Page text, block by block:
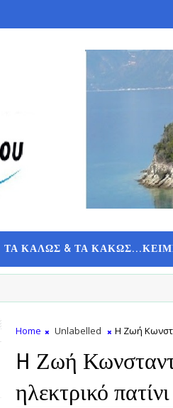
ΤΑ ΚΑΛΩΣ & ΤΑ
Home Unlabelled H Ζωή
H Ζωή
ηλεκτρικό